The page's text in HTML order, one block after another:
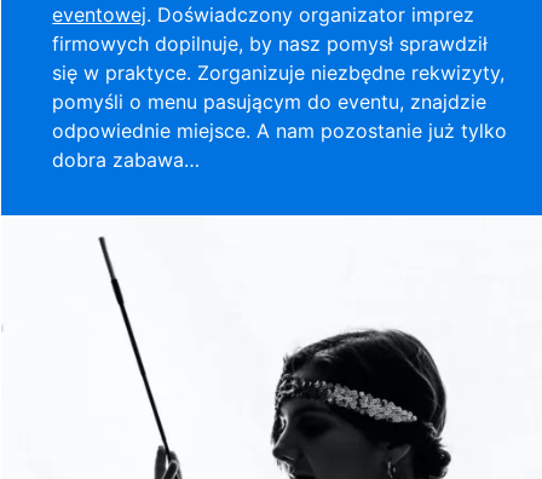
eventowej. Doświadczony organizator imprez
firmowych dopilnuje, by nasz pomysł sprawdził
się w praktyce. Zorganizuje niezbędne rekwizyty,
pomyśli o menu pasującym do eventu, znajdzie
odpowiednie miejsce. A nam pozostanie już tylko
dobra zabawa…